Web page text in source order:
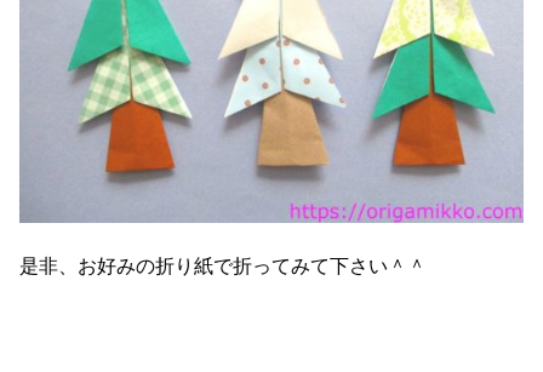
是非、お好みの折り紙で折ってみて下さい＾＾